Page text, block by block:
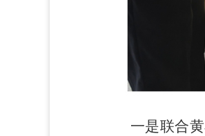
一是联合